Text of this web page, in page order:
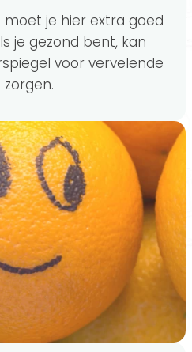
moet je hier extra goed
je gezond bent, kan
voor vervelende